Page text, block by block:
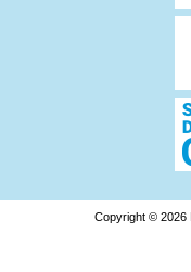
Copyright © 2026